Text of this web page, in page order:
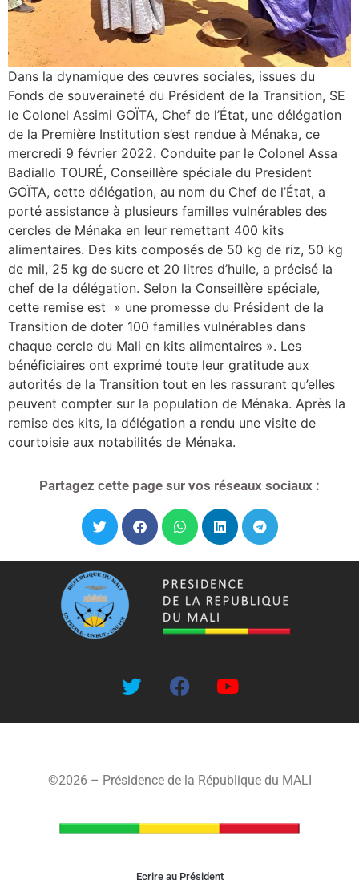
Dans la dynamique des œuvres sociales, issues du
Fonds de souveraineté du Président de la Transition, SE
le Colonel Assimi GOÏTA, Chef de l’État, une délégation
de la Première Institution s’est rendue à Ménaka, ce
mercredi 9 février 2022. Conduite par le Colonel Assa
Badiallo TOURÉ, Conseillère spéciale du President
GOÏTA, cette délégation, au nom du Chef de l’État, a
porté assistance à plusieurs familles vulnérables des
cercles de Ménaka en leur remettant 400 kits
alimentaires. Des kits composés de 50 kg de riz, 50 kg
de mil, 25 kg de sucre et 20 litres d’huile, a précisé la
chef de la délégation. Selon la Conseillère spéciale,
cette remise est » une promesse du Président de la
Transition de doter 100 familles vulnérables dans
chaque cercle du Mali en kits alimentaires ». Les
bénéficiaires ont exprimé toute leur gratitude aux
autorités de la Transition tout en les rassurant qu’elles
peuvent compter sur la population de Ménaka. Après la
remise des kits, la délégation a rendu une visite de
courtoisie aux notabilités de Ménaka.
Partagez cette page sur vos réseaux sociaux :
©2026 – Présidence de la République du MALI
Ecrire au Président